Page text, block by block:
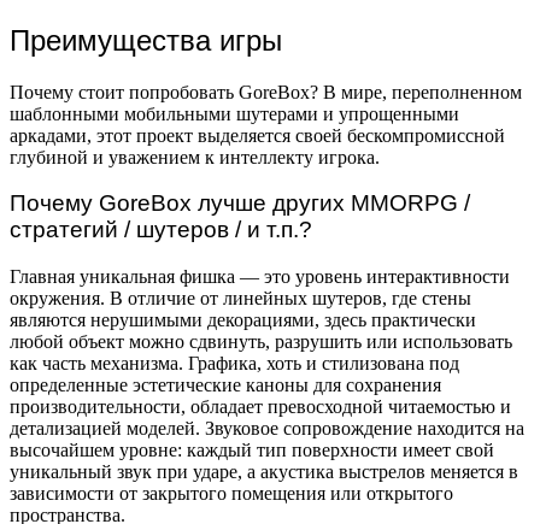
Преимущества игры
Почему стоит попробовать GoreBox? В мире, переполненном
шаблонными мобильными шутерами и упрощенными
аркадами, этот проект выделяется своей бескомпромиссной
глубиной и уважением к интеллекту игрока.
Почему GoreBox лучше других MMORPG /
стратегий / шутеров / и т.п.?
Главная уникальная фишка — это уровень интерактивности
окружения. В отличие от линейных шутеров, где стены
являются нерушимыми декорациями, здесь практически
любой объект можно сдвинуть, разрушить или использовать
как часть механизма. Графика, хоть и стилизована под
определенные эстетические каноны для сохранения
производительности, обладает превосходной читаемостью и
детализацией моделей. Звуковое сопровождение находится на
высочайшем уровне: каждый тип поверхности имеет свой
уникальный звук при ударе, а акустика выстрелов меняется в
зависимости от закрытого помещения или открытого
пространства.